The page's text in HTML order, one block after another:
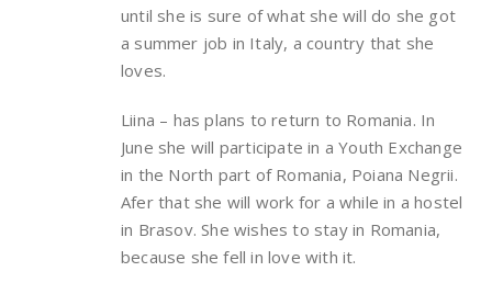
until she is sure of what she will do she got
a summer job in Italy, a country that she
loves.
Liina – has plans to return to Romania. In
June she will participate in a Youth Exchange
in the North part of Romania, Poiana Negrii.
Afer that she will work for a while in a hostel
in Brasov. She wishes to stay in Romania,
because she fell in love with it.